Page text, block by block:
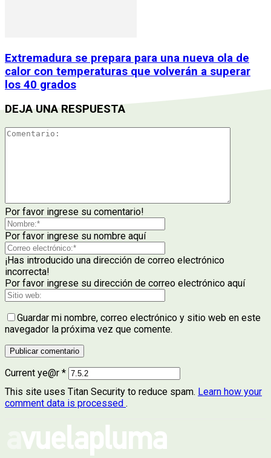
Extremadura se prepara para una nueva ola de
calor con temperaturas que volverán a superar
los 40 grados
DEJA UNA RESPUESTA
Por favor ingrese su comentario!
Por favor ingrese su nombre aquí
¡Has introducido una dirección de correo electrónico
incorrecta!
Por favor ingrese su dirección de correo electrónico aquí
Guardar mi nombre, correo electrónico y sitio web en este
navegador la próxima vez que comente.
Current ye@r *
This site uses Titan Security to reduce spam. Learn how your
comment data is processed .